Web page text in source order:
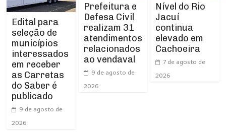
Edital para
seleção de
municípios
interessados
em receber
as Carretas
do Saber é
publicado
9 de agosto de
2026
Prefeitura e
Defesa Civil
realizam 31
atendimentos
relacionados
ao vendaval
9 de agosto de
2026
Nível do Rio
Jacuí
continua
elevado em
Cachoeira
7 de agosto de
2026